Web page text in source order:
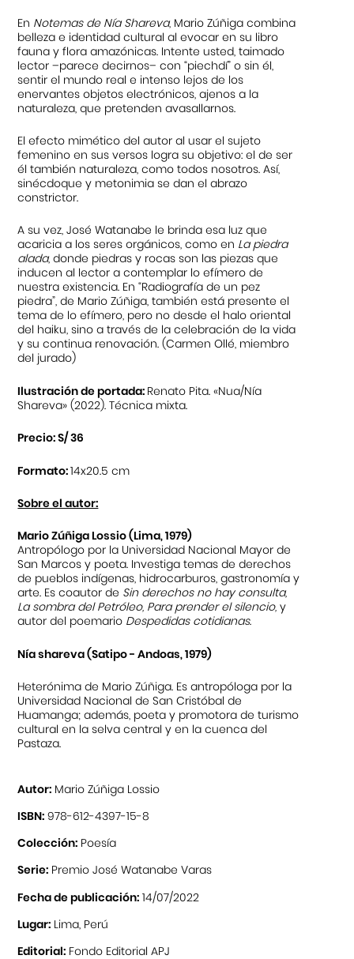
En Notemas de Nía Shareva, Mario Zúñiga combina
belleza e identidad cultural al evocar en su libro
fauna y flora amazónicas. Intente usted, taimado
lector –parece decirnos– con “piechdí” o sin él,
sentir el mundo real e intenso lejos de los
enervantes objetos electrónicos, ajenos a la
naturaleza, que pretenden avasallarnos.
El efecto mimético del autor al usar el sujeto
femenino en sus versos logra su objetivo: el de ser
él también naturaleza, como todos nosotros. Así,
sinécdoque y metonimia se dan el abrazo
constrictor.
A su vez, José Watanabe le brinda esa luz que
acaricia a los seres orgánicos, como en La piedra
alada, donde piedras y rocas son las piezas que
inducen al lector a contemplar lo efímero de
nuestra existencia. En “Radiografía de un pez
piedra”, de Mario Zúñiga, también está presente el
tema de lo efímero, pero no desde el halo oriental
del haiku, sino a través de la celebración de la vida
y su continua renovación. (Carmen Ollé, miembro
del jurado)
Ilustración de portada: Renato Pita. «Nua/Nía
Shareva» (2022). Técnica mixta.
Precio: S/ 36
Formato:14x20.5 cm
Sobre el autor:
Mario Zúñiga Lossio (Lima, 1979)
Antropólogo por la Universidad Nacional Mayor de
San Marcos y poeta. Investiga temas de derechos
de pueblos indígenas, hidrocarburos, gastronomía y
arte. Es coautor de Sin derechos no hay consulta,
La sombra del Petróleo, Para prender el silencio,y
autor del poemario Despedidas cotidianas.
Nía shareva (Satipo - Andoas, 1979)
Heterónima de Mario Zúñiga. Es antropóloga por la
Universidad Nacional de San Cristóbal de
Huamanga; además, poeta y promotora de turismo
cultural en la selva central y en la cuenca del
Pastaza.
Autor: Mario Zúñiga Lossio
ISBN: 978-612-4397-15-8
Colección: Poesía
Serie: Premio José Watanabe Varas
Fecha de publicación: 14/07/2022
Lugar: Lima, Perú
Editorial: Fondo Editorial APJ